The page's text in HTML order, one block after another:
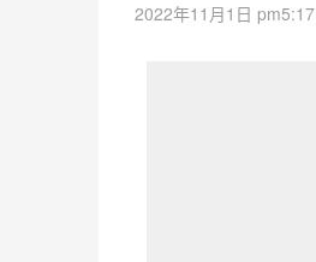
2022年11月1日 pm5:17